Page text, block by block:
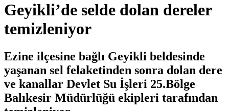
Geyikli’de selde dolan dereler
temizleniyor
Ezine ilçesine bağlı Geyikli beldesinde
yaşanan sel felaketinden sonra dolan dere
ve kanallar Devlet Su İşleri 25.Bölge
Balıkesir Müdürlüğü ekipleri tarafından